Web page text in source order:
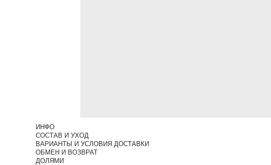
ИНФО
СОСТАВ И УХОД
ВАРИАНТЫ И УСЛОВИЯ ДОСТАВКИ
ОБМЕН И ВОЗВРАТ
ДОЛЯМИ